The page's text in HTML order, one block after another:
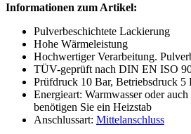
Informationen zum Artikel:
Pulverbeschichtete Lackierung
Hohe Wärmeleistung
Hochwertiger Verarbeitung.
TÜV-geprüft nach DIN EN ISO
Prüfdruck 10 Bar, Betriebsdruck 5
Energieart: Warmwasser oder
benötigen Sie ein Heizstab
Anschlussart: Mittelanschluss